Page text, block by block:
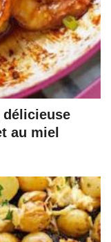
délicieuse
au miel